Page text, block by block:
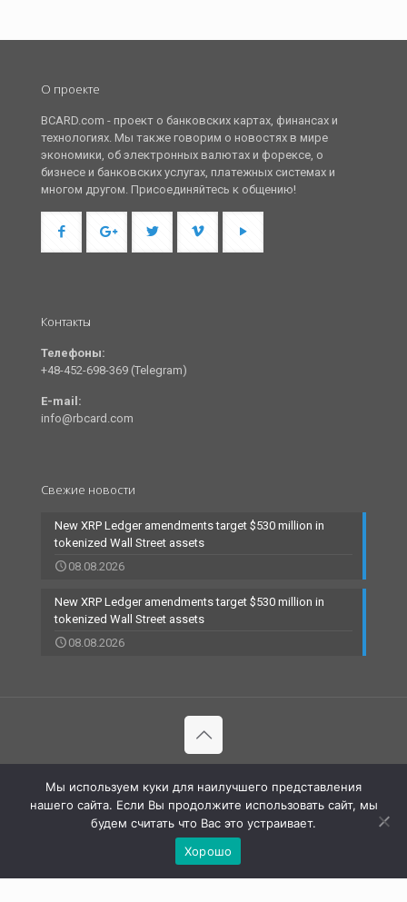
О проекте
BCARD.com - проект о банковских картах, финансах и
технологиях. Мы также говорим о новостях в мире
экономики, об электронных валютах и форексе, о
бизнесе и банковских услугах, платежных системах и
многом другом. Присоединяйтесь к общению!
Контакты
Телефоны:
+48-452-698-369 (Telegram)
E-mail:
info@rbcard.com
Свежие новости
New XRP Ledger amendments target $530 million in
tokenized Wall Street assets
08.08.2026
New XRP Ledger amendments target $530 million in
tokenized Wall Street assets
08.08.2026
технологии | All Rights Reserved |
Мы используем куки для наилучшего представления
нашего сайта. Если Вы продолжите использовать сайт, мы
будем считать что Вас это устраивает.
Хорошо